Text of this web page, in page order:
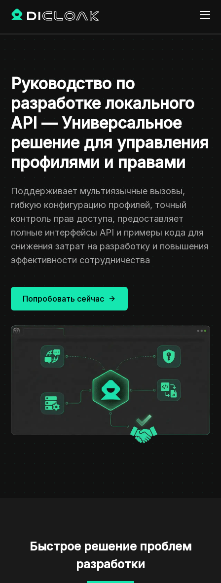
Руководство по
разработке локального
API — Универсальное
решение для управления
профилями и правами
Поддерживает мультиязычные вызовы,
гибкую конфигурацию профилей, точный
контроль прав доступа, предоставляет
полные интерфейсы API и примеры кода для
снижения затрат на разработку и повышения
эффективности сотрудничества
Попробовать сейчас
Быстрое решение проблем
разработки